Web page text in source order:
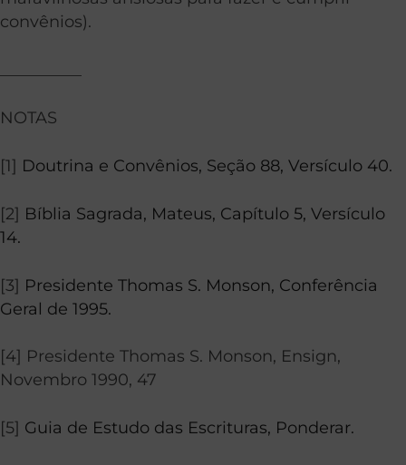
convênios).
NOTAS
[1] Doutrina e Convênios, Seção 88, Versículo 40.
[2] Bíblia Sagrada, Mateus, Capítulo 5, Versículo
14.
[3] Presidente Thomas S. Monson, Conferência
Geral de 1995.
[4] Presidente Thomas S. Monson, Ensign,
Novembro 1990, 47
[5] Guia de Estudo das Escrituras, Ponderar.